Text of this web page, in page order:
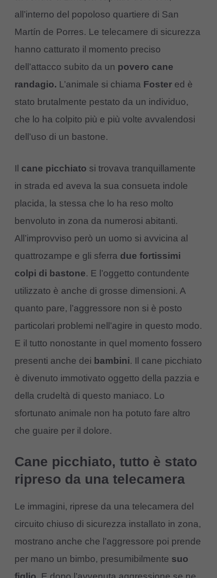
all’interno del popoloso quartiere di San
Martín de Porres. Le telecamere di sicurezza
hanno catturato il momento preciso
dell’attacco subito da un povero cane
randagio. L’animale si chiama Foster ed è
stato brutalmente pestato da un individuo,
che lo ha colpito più e più volte avvalendosi
dell’uso di un bastone.
Il cane picchiato si trovava tranquillamente
in strada ed aveva la sua consueta indole
placida, la stessa che lo ha reso molto
benvoluto in zona da numerosi abitanti.
All’improvviso però un uomo si avvicina al
quattrozampe e gli sferra due fortissimi
colpi di bastone. E l’oggetto contundente
utilizzato è anche di grosse dimensioni. A
quanto pare, l’aggressore non si è posto
particolari problemi nell’agire in questo modo.
E il tutto nonostante in quel momento fossero
presenti anche dei bambini. Il cane picchiato
è divenuto immotivato oggetto della pazzia e
della crudeltà di questo maniaco. Lo
sfortunato animale non ha potuto fare altro
che guaire per il dolore.
Cane picchiato, tutto è stato
ripreso da una telecamera
Le immagini, riprese da una telecamera del
circuito chiuso di sicurezza installato in zona,
mostrano anche che l’aggressore poi prende
per mano un bimbo, presumibilmente suo